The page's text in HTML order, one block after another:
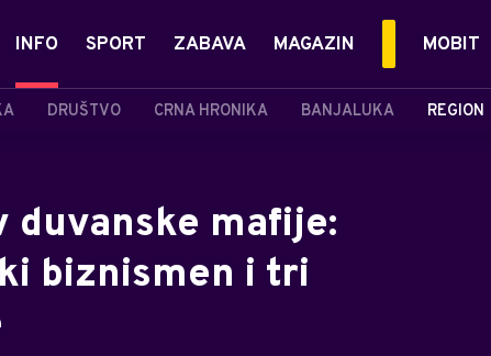
INFO
DRUŠTVO CRNA HRONIKA BANJALUKA REGION
SPORT ZABAVA MAGAZIN MOBIT
mafije:
biznismen i tri